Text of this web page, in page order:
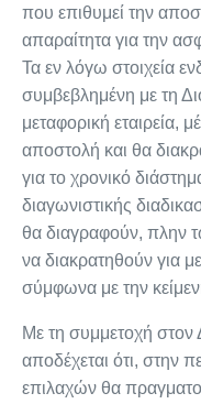
που επιθυμεί την
απαραίτητα για την
Τα εν λόγω στοιχεία
συμβεβλημένη με τη
μεταφορική εταιρεία,
αποστολή και θα
για το χρονικό
διαγωνιστικής
θα διαγραφούν, πλην
να διακρατηθούν για
σύμφωνα με την
Με τη συμμετοχή
αποδέχεται ότι, στην
επιλαχών θα